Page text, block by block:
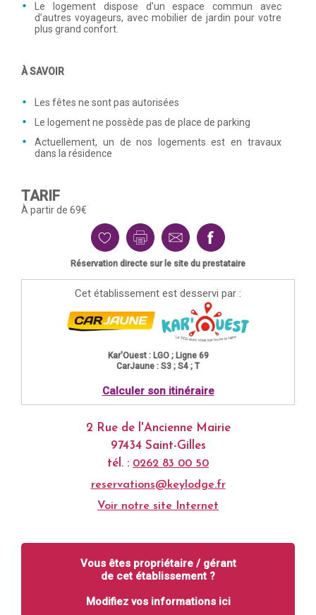
Le logement dispose d’un espace commun avec
d’autres voyageurs, avec mobilier de jardin pour votre
plus grand confort.
À SAVOIR
Les fêtes ne sont pas autorisées
Le logement ne possède pas de place de parking
Actuellement, un de nos logements est en travaux
dans la résidence
TARIF
À partir de 69€
Réservation directe sur le site du prestataire
Cet établissement est desservi par :
Kar'Ouest : LGO ; Ligne 69
CarJaune : S3 ; S4 ; T
Calculer son itinéraire
2 Rue de l'Ancienne Mairie
97434 Saint-Gilles
tél. : 0262 83 00 50
reservations@keylodge.fr
Voir notre site Internet
Vous êtes propriétaire / gérant
de cet établissement ?
Modifiez vos informations ici